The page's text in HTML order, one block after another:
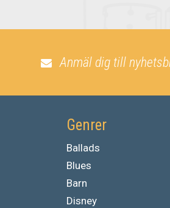
Anmäl dig till
Genrer
Ballads
Blues
Barn
Disney